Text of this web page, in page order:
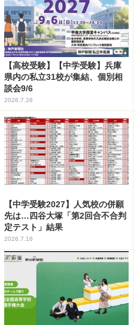
【高校受験】【中学受験】兵庫
県内の私立31校が集結、個別相
談会9/6
2026.7.28
【中学受験2027】人気校の併願
先は…四谷大塚「第2回合不合判
定テスト」結果
2026.7.16